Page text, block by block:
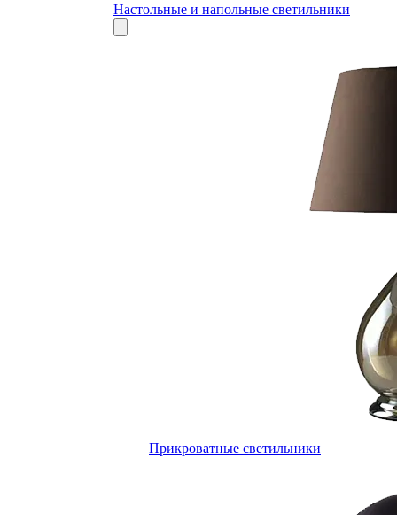
Настольные и напольные светильники
Прикроватные светильники